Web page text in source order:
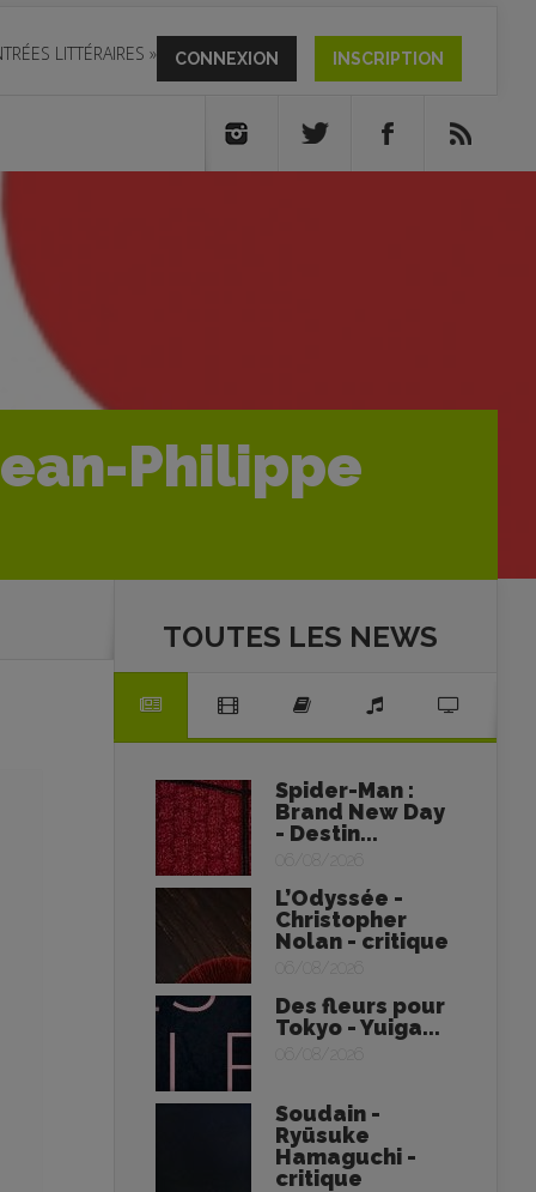
LITTÉRAIRES » CONNEXION INSCRIPTION
Philippe
TOUTES LES NEWS
Spider-Man :
Brand New Day
- Destin...
06/08/2026
L’Odyssée -
Christopher
Nolan - critique
06/08/2026
Des fleurs pour
Tokyo - Yuiga...
06/08/2026
Soudain -
Ryūsuke
Hamaguchi -
critique